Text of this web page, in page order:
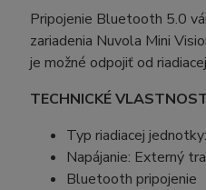
Pripojenie Bluetooth 5.0
zariadenia Nuvola Mini
je možné odpojiť od
TECHNICKÉ
Typ riadiacej
Napájanie: Externý
Bluetooth pripojenie